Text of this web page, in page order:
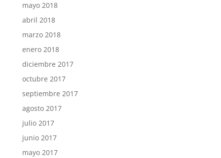
mayo 2018
abril 2018
marzo 2018
enero 2018
diciembre 2017
octubre 2017
septiembre 2017
agosto 2017
julio 2017
junio 2017
mayo 2017